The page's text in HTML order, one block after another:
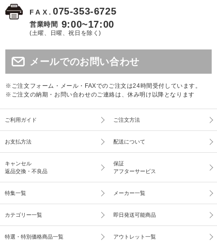
FAX.075-353-6725
営業時間 9:00~17:00
(土曜、日曜、祝日を除く)
メールでのお問い合わせ
※ご注文フォーム・メール・FAXでのご注文は24時間受付しています。
※ご注文の納期・お問い合わせのご連絡は、休み明け以降となります
ご利用ガイド ご注文方法
お支払方法 配送について
キャンセル
返品交換・不良品
保証
アフターサービス
特集一覧 メーカー一覧
カテゴリー一覧 即日発送可能商品
特選・特別価格商品一覧 アウトレット一覧